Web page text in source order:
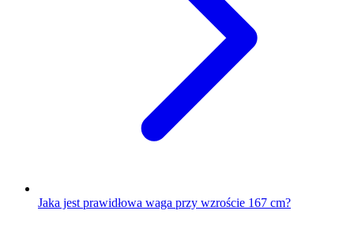
Jaka jest prawidłowa waga przy wzroście 167 cm?